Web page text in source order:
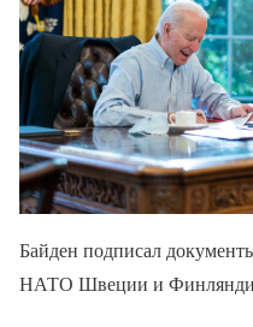
Байден подписал
НАТО Швеции и